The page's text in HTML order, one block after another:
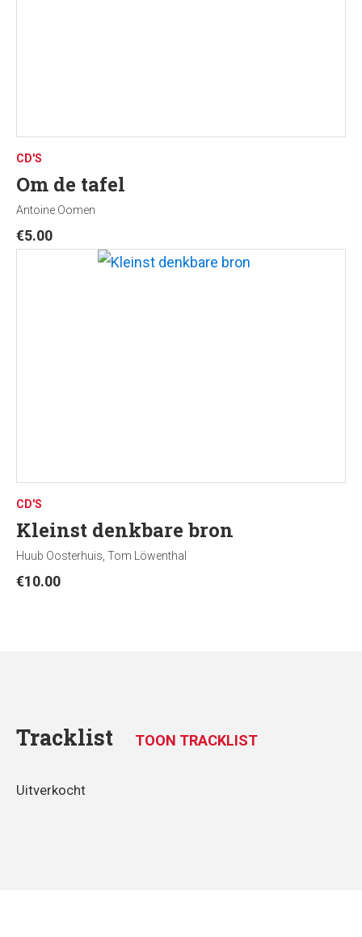
CD'S
Om de tafel
Antoine Oomen
€5.00
CD'S
Kleinst denkbare bron
Huub Oosterhuis, Tom Löwenthal
€10.00
Tracklist TOON TRACKLIST
Uitverkocht